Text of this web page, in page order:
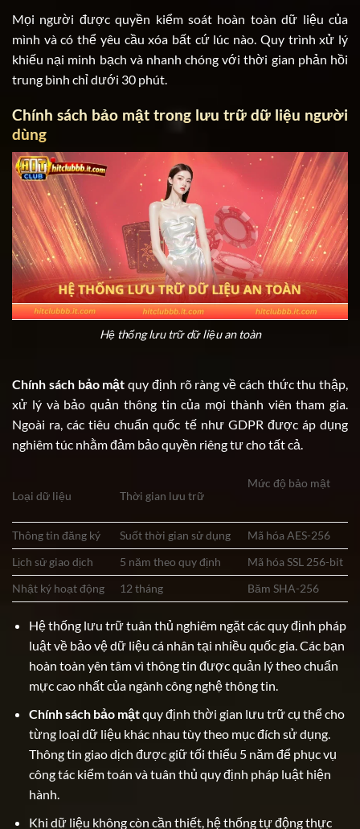
Mọi người được quyền kiểm soát hoàn toàn dữ liệu của
mình và có thể yêu cầu xóa bất cứ lúc nào. Quy trình xử lý
khiếu nại minh bạch và nhanh chóng với thời gian phản hồi
trung bình chỉ dưới 30 phút.
Chính sách bảo mật trong lưu trữ dữ liệu người
dùng
Hệ thống lưu trữ dữ liệu an toàn
Chính sách bảo mật quy định rõ ràng về cách thức thu thập,
xử lý và bảo quản thông tin của mọi thành viên tham gia.
Ngoài ra, các tiêu chuẩn quốc tế như GDPR được áp dụng
nghiêm túc nhằm đảm bảo quyền riêng tư cho tất cả.
Loại dữ liệu Thời gian lưu trữ
Mức độ bảo mật
Thông tin đăng ký Suốt thời gian sử dụng
Mã hóa AES-256
Lịch sử giao dịch
5 năm theo quy định
Mã hóa SSL 256-bit
Nhật ký hoạt động
12 tháng Băm SHA-256
Hệ thống lưu trữ tuân thủ nghiêm ngặt các quy định pháp
luật về bảo vệ dữ liệu cá nhân tại nhiều quốc gia. Các bạn
hoàn toàn yên tâm vì thông tin được quản lý theo chuẩn
mực cao nhất của ngành công nghệ thông tin.
Chính sách bảo mậtquy định thời gian lưu trữ cụ thể cho
từng loại dữ liệu khác nhau tùy theo mục đích sử dụng.
Thông tin giao dịch được giữ tối thiểu 5 năm để phục vụ
công tác kiểm toán và tuân thủ quy định pháp luật hiện
hành.
Khi dữ liệu không còn cần thiết, hệ thống tự động thực